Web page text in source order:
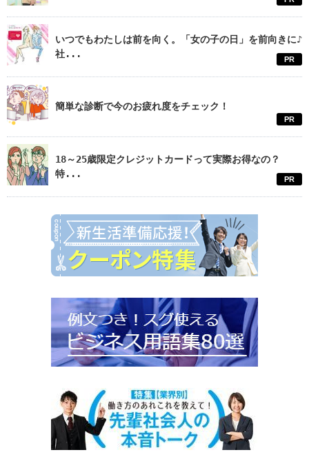
いつでもわたしは前を向く。「女の子の日」を前向きに♪
社...
PR
簡単な診断で今のお疲れ度をチェック！
PR
18～25歳限定クレジットカードって実際お得なの？
特...
PR